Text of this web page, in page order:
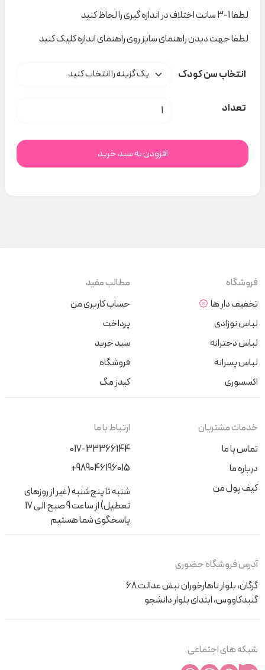
لطفا 1-3 سانت اختلاف در اندازه گیری را لحاظ کنید
لطفا جهت دیدن راهنمای سایز روی راهنمای اندازه کلیک کنید
انتخاب سن کودک
تعداد سه تیکه یونیکورن و خرس ۴۰۷۱ nili کد H000520 عدد
افزودن به سبد خرید
فروشگاه
تخفیف دار ها
لباس نوزادی
لباس دخترانه
لباس پسرانه
اکسسوری
مطالب مفید
حساب کاربری من
پرداخت
سبد خرید
فروشگاه
کیدز مگ
خدمات مشتریان
تماس با ما
درباره ما
کیف پول من
ارتباط با ما
017-33366144
+989046196015
شنبه تا پنج‌شنبه (غیر از روزهای
تعطیل) از ساعت 9 صبح الی 17
پاسخگوی شما هستیم
آدرس فروشگاه حضوری
گرگان، بلوار ناهارخوران نبش عدالت 68
گنبدکاووس، ابتدای بلوار دانشجو
شبکه های اجتماعی